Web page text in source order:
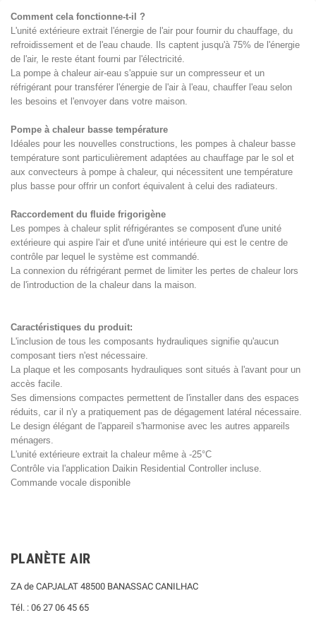
Comment cela fonctionne-t-il ?
L'unité extérieure extrait l'énergie de l'air pour fournir du chauffage, du
refroidissement et de l'eau chaude. Ils captent jusqu'à 75% de l'énergie
de l'air, le reste étant fourni par l'électricité.
La pompe à chaleur air-eau s'appuie sur un compresseur et un
réfrigérant pour transférer l'énergie de l'air à l'eau, chauffer l'eau selon
les besoins et l'envoyer dans votre maison.
Pompe à chaleur basse température
Idéales pour les nouvelles constructions, les pompes à chaleur basse
température sont particulièrement adaptées au chauffage par le sol et
aux convecteurs à pompe à chaleur, qui nécessitent une température
plus basse pour offrir un confort équivalent à celui des radiateurs.
Raccordement du fluide frigorigène
Les pompes à chaleur split réfrigérantes se composent d'une unité
extérieure qui aspire l'air et d'une unité intérieure qui est le centre de
contrôle par lequel le système est commandé.
La connexion du réfrigérant permet de limiter les pertes de chaleur lors
de l'introduction de la chaleur dans la maison.
Caractéristiques du produit:
L'inclusion de tous les composants hydrauliques signifie qu'aucun
composant tiers n'est nécessaire.
La plaque et les composants hydrauliques sont situés à l'avant pour un
accès facile.
Ses dimensions compactes permettent de l'installer dans des espaces
réduits, car il n'y a pratiquement pas de dégagement latéral nécessaire.
Le design élégant de l'appareil s'harmonise avec les autres appareils
ménagers.
L'unité extérieure extrait la chaleur même à -25°C
Contrôle via l'application Daikin Residential Controller incluse.
Commande vocale disponible
PLANÈTE AIR
ZA de CAPJALAT 48500 BANASSAC CANILHAC
Tél. : 06 27 06 45 65